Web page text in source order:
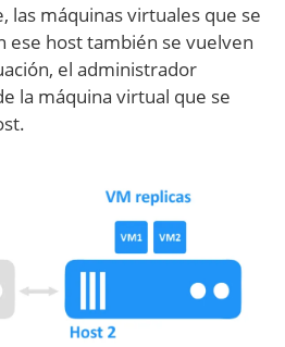
las máquinas virtuales que se
ese host también se vuelven
el administrador
la máquina virtual que se